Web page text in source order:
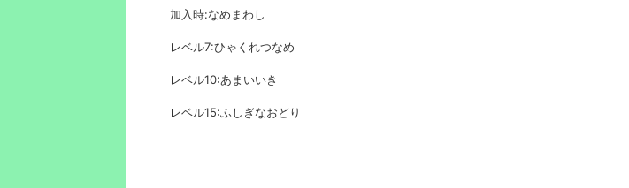
加入時:なめまわし
レベル7:ひゃくれつなめ
レベル10:あまいいき
レベル15:ふしぎなおどり